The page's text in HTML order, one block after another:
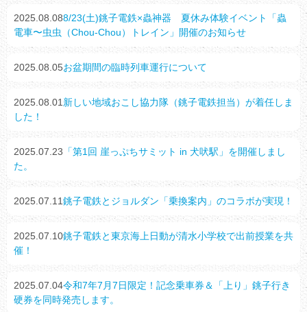
2025.08.088/23(土)銚子電鉄×蟲神器 夏休み体験イベント「蟲
電車〜虫虫（Chou-Chou）トレイン」開催のお知らせ
2025.08.05お盆期間の臨時列車運行について
2025.08.01新しい地域おこし協力隊（銚子電鉄担当）が着任しま
した！
2025.07.23 「第1回 崖っぷちサミット in 犬吠駅」を開催しまし
た。
2025.07.11銚子電鉄とジョルダン「乗換案内」のコラボが実現！
2025.07.10銚子電鉄と東京海上日動が清水小学校で出前授業を共
催！
2025.07.04令和7年7月7日限定！記念乗車券＆「上り」銚子行き
硬券を同時発売します。